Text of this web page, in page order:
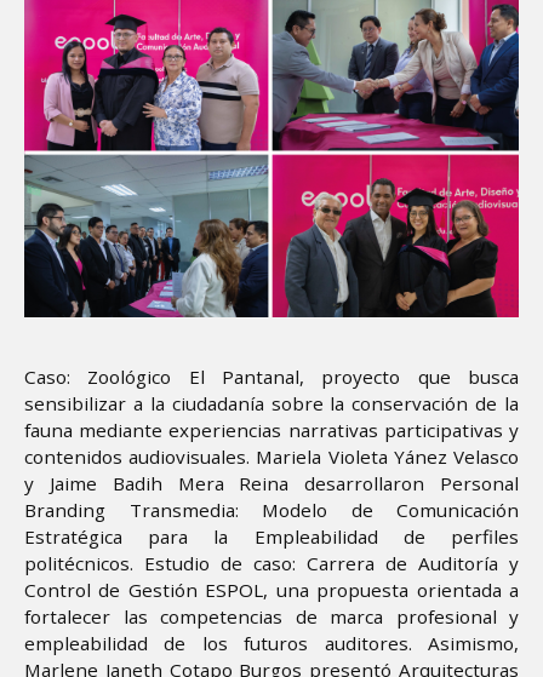
Caso: Zoológico El Pantanal, proyecto que busca
sensibilizar a la ciudadanía sobre la conservación de la
fauna mediante experiencias narrativas participativas y
contenidos audiovisuales. Mariela Violeta Yánez Velasco
y Jaime Badih Mera Reina desarrollaron Personal
Branding Transmedia: Modelo de Comunicación
Estratégica para la Empleabilidad de perfiles
politécnicos. Estudio de caso: Carrera de Auditoría y
Control de Gestión ESPOL, una propuesta orientada a
fortalecer las competencias de marca profesional y
empleabilidad de los futuros auditores. Asimismo,
Marlene Janeth Cotapo Burgos presentó Arquitecturas